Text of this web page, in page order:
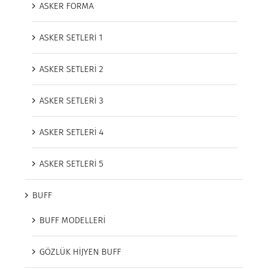
ASKER FORMA
ASKER SETLERİ 1
ASKER SETLERİ 2
ASKER SETLERİ 3
ASKER SETLERİ 4
ASKER SETLERİ 5
BUFF
BUFF MODELLERİ
GÖZLÜK HİJYEN BUFF